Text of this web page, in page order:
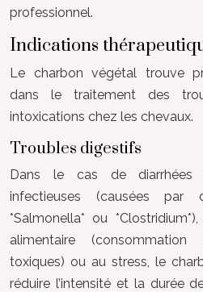
professionnel.
Indications
Le charbon végétal trouve
dans le traitement des
intoxications chez les chevaux.
Troubles digestifs
Dans le cas de diarrhées
infectieuses (causées par
*Salmonella* ou
alimentaire (consommation
toxiques) ou au stress, le
réduire l’intensité et la durée